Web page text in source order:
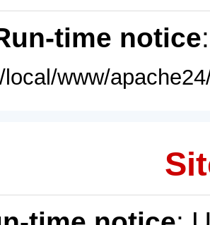
time notice
www/